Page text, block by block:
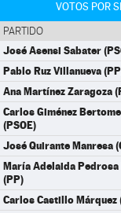
VOTOS POR
PARTIDO
José Asensi Sabater
Pablo Ruz Villanueva
Ana Martínez Zaragoza
Carlos Giménez
(PSOE)
José Quirante Manresa
María Adelaida Pedrosa
(PP)
Carlos Castillo Márquez